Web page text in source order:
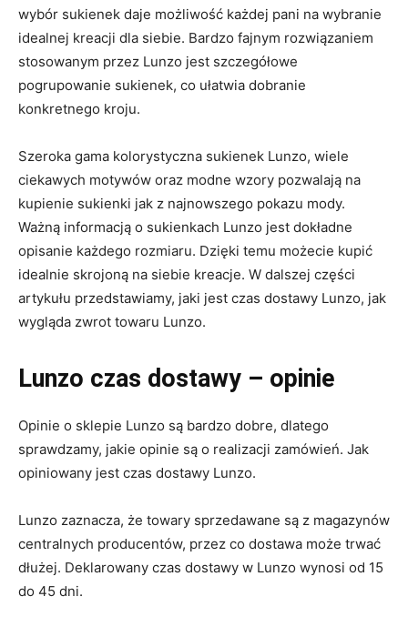
wybór sukienek daje możliwość każdej pani na wybranie
idealnej kreacji dla siebie. Bardzo fajnym rozwiązaniem
stosowanym przez Lunzo jest szczegółowe
pogrupowanie sukienek, co ułatwia dobranie
konkretnego kroju.
Szeroka gama kolorystyczna sukienek Lunzo, wiele
ciekawych motywów oraz modne wzory pozwalają na
kupienie sukienki jak z najnowszego pokazu mody.
Ważną informacją o sukienkach Lunzo jest dokładne
opisanie każdego rozmiaru. Dzięki temu możecie kupić
idealnie skrojoną na siebie kreacje. W dalszej części
artykułu przedstawiamy, jaki jest czas dostawy Lunzo, jak
wygląda zwrot towaru Lunzo.
Lunzo czas dostawy – opinie
Opinie o sklepie Lunzo są bardzo dobre, dlatego
sprawdzamy, jakie opinie są o realizacji zamówień. Jak
opiniowany jest czas dostawy Lunzo.
Lunzo zaznacza, że towary sprzedawane są z magazynów
centralnych producentów, przez co dostawa może trwać
dłużej. Deklarowany czas dostawy w Lunzo wynosi od 15
do 45 dni.